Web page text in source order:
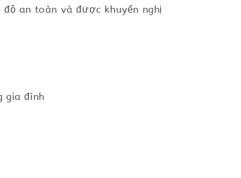
an toàn và được khuyến nghị
gia đình